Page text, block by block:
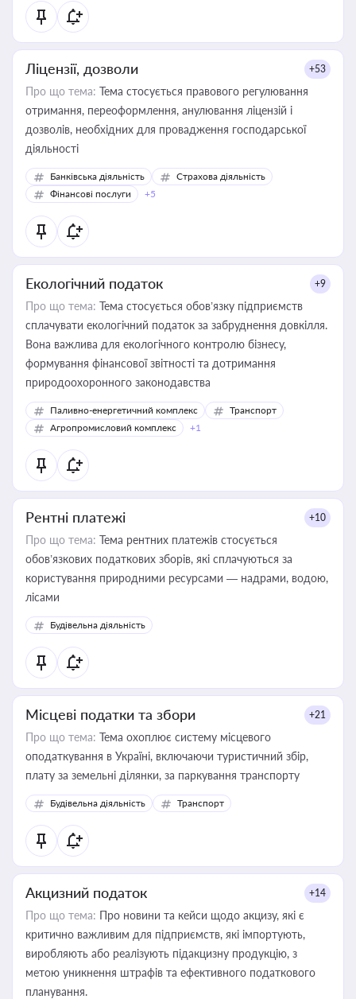
Ліцензії, дозволи +53
Про що тема: Тема стосується правового регулювання
отримання, переоформлення, анулювання ліцензій і
дозволів, необхідних для провадження господарської
діяльності
Банківська діяльність
Страхова діяльність
Фінансові послуги
+5
Екологічний податок +9
Про що тема: Тема стосується обов’язку підприємств
сплачувати екологічний податок за забруднення довкілля.
Вона важлива для екологічного контролю бізнесу,
формування фінансової звітності та дотримання
природоохоронного законодавства
Паливно-енергетичний комплекс
Транспорт
Агропромисловий комплекс
+1
Рентні платежі +10
Про що тема: Тема рентних платежів стосується
обов’язкових податкових зборів, які сплачуються за
користування природними ресурсами — надрами, водою,
лісами
Будівельна діяльність
Місцеві податки та збори +21
Про що тема: Тема охоплює систему місцевого
оподаткування в Україні, включаючи туристичний збір,
плату за земельні ділянки, за паркування транспорту
Будівельна діяльність Транспорт
Акцизний податок +14
Про що тема: Про новини та кейси щодо акцизу, які є
критично важливим для підприємств, які імпортують,
виробляють або реалізують підакцизну продукцію, з
метою уникнення штрафів та ефективного податкового
планування.